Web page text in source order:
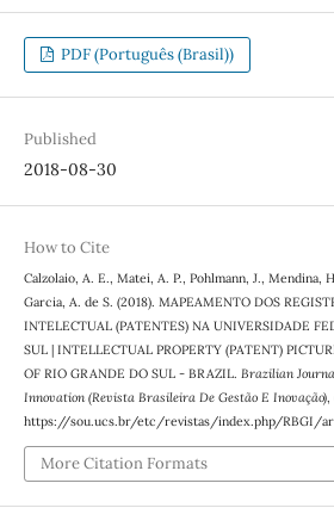
PDF (Português (Brasil))
Published
2018-08-30
How to Cite
Calzolaio, A. E., Matei, A. P., Pohlmann, J., Mendina,
Garcia, A. de S. (2018). MAPEAMENTO DOS
INTELECTUAL (PATENTES) NA UNIVERSIDADE
SUL | INTELLECTUAL PROPERTY (PATENT)
OF RIO GRANDE DO SUL - BRAZIL. Brazilian
Innovation (Revista Brasileira De Gestão E Inovação),
https://sou.ucs.br/etc/revistas/index.php/RBGI/
More Citation Formats